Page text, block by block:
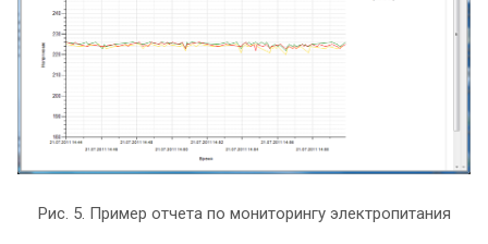
Рис. 5. Пример отчета по мониторингу электропитания